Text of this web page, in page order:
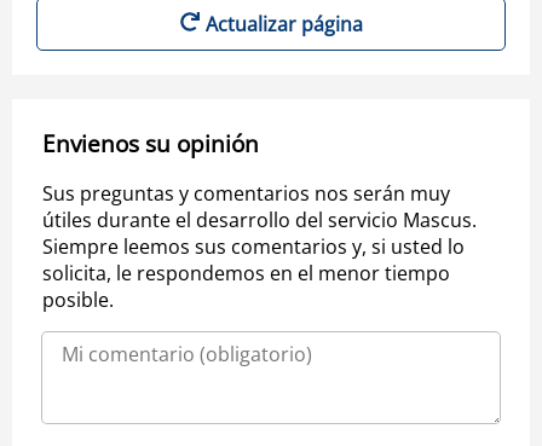
Actualizar página
Envienos su opinión
Sus preguntas y comentarios nos serán muy
útiles durante el desarrollo del servicio Mascus.
Siempre leemos sus comentarios y, si usted lo
solicita, le respondemos en el menor tiempo
posible.